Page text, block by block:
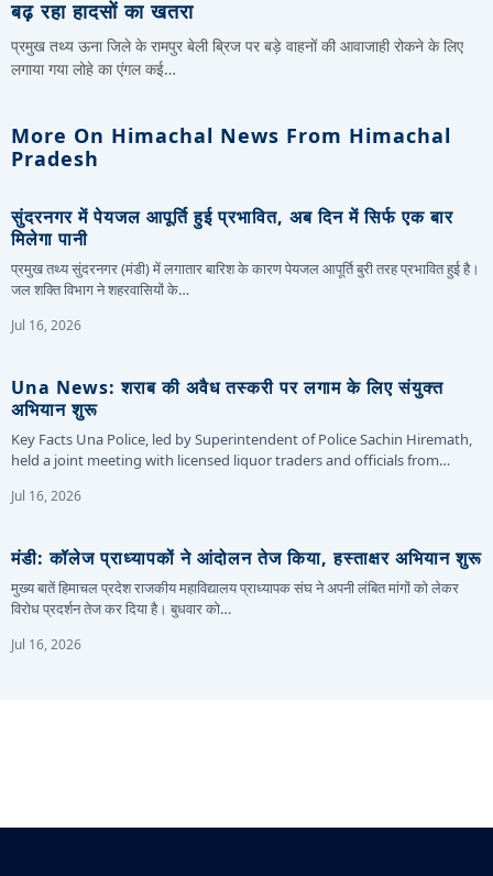
बढ़ रहा हादसों का खतरा
प्रमुख तथ्य ऊना जिले के रामपुर बेली ब्रिज पर बड़े वाहनों की आवाजाही रोकने के लिए
लगाया गया लोहे का एंगल कई…
More On Himachal News From Himachal
Pradesh
सुंदरनगर में पेयजल आपूर्ति हुई प्रभावित, अब दिन में सिर्फ एक बार
मिलेगा पानी
प्रमुख तथ्य सुंदरनगर (मंडी) में लगातार बारिश के कारण पेयजल आपूर्ति बुरी तरह प्रभावित हुई है।
जल शक्ति विभाग ने शहरवासियों के…
Jul 16, 2026
Una News: शराब की अवैध तस्करी पर लगाम के लिए संयुक्त
अभियान शुरू
Key Facts Una Police, led by Superintendent of Police Sachin Hiremath,
held a joint meeting with licensed liquor traders and officials from…
Jul 16, 2026
मंडी: कॉलेज प्राध्यापकों ने आंदोलन तेज किया, हस्ताक्षर अभियान शुरू
मुख्य बातें हिमाचल प्रदेश राजकीय महाविद्यालय प्राध्यापक संघ ने अपनी लंबित मांगों को लेकर
विरोध प्रदर्शन तेज कर दिया है। बुधवार को…
Jul 16, 2026